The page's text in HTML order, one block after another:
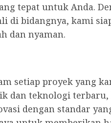
tepat untuk Anda.
di bidangnya, kami
dan nyaman.
setiap proyek yang
dan teknologi
dengan standar